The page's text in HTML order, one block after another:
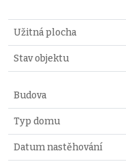
Užitná plocha
Stav objektu
Budova
Typ domu
Datum nastěhování